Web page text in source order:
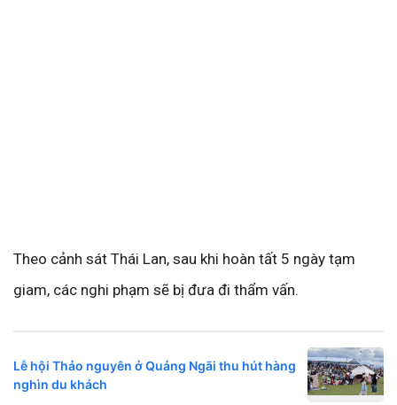
Theo cảnh sát Thái Lan, sau khi hoàn tất 5 ngày tạm
giam, các nghi phạm sẽ bị đưa đi thẩm vấn.
Lễ hội Thảo nguyên ở Quảng Ngãi thu hút hàng
nghìn du khách